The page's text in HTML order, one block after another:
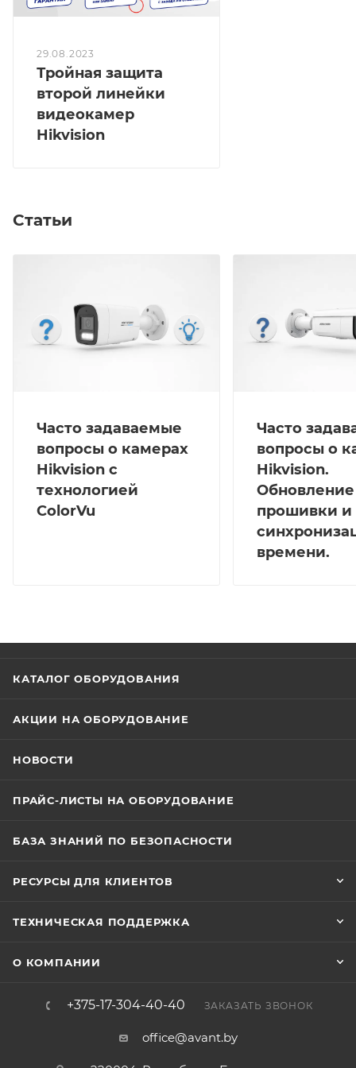
29.08.2023
Тройная защита
второй линейки
видеокамер
Hikvision
Статьи
Часто задаваемые
вопросы о камерах
Hikvision с
технологией
ColorVu
Часто
вопросы о
Hikvision.
Обновление
прошивки и
времени.
КАТАЛОГ ОБОРУДОВАНИЯ
АКЦИИ НА ОБОРУДОВАНИЕ
НОВОСТИ
ПРАЙС-ЛИСТЫ НА ОБОРУДОВАНИЕ
БАЗА ЗНАНИЙ ПО БЕЗОПАСНОСТИ
РЕСУРСЫ ДЛЯ КЛИЕНТОВ
ТЕХНИЧЕСКАЯ ПОДДЕРЖКА
О КОМПАНИИ
+375-17-304-40-40 ЗАКАЗАТЬ ЗВОНОК
office@avant.by